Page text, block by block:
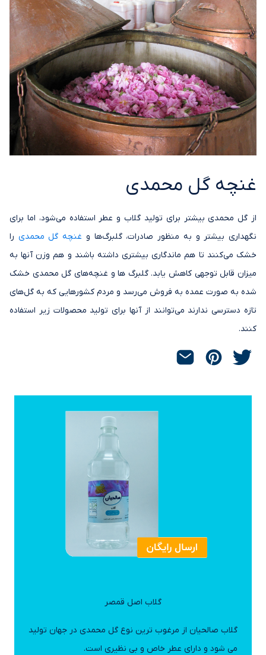
غنچه گل محمدی
از گل محمدی بیشتر برای تولید گلاب و عطر استفاده می‌شود، اما برای
نگهداری بیشتر و به منظور صادرات، گلبرگ‌ها و غنچه گل محمدی را
خشک می‌کنند تا هم ماندگاری بیشتری داشته باشند و هم وزن آنها به
میزان قابل توجهی کاهش یابد. گلبرگ ها و غنچه‌های گل محمدی خشک
شده به صورت عمده به فروش می‌رسد و مردم کشورهایی که به گل‌های
تازه دسترسی ندارند می‌توانند از آنها برای تولید محصولات زیر استفاده
کنند.
گلاب اصل قمصر
گلاب صالحیان از مرغوب ترین نوع گل محمدی در جهان تولید
می شود و دارای عطر خاص و بی نظیری است.